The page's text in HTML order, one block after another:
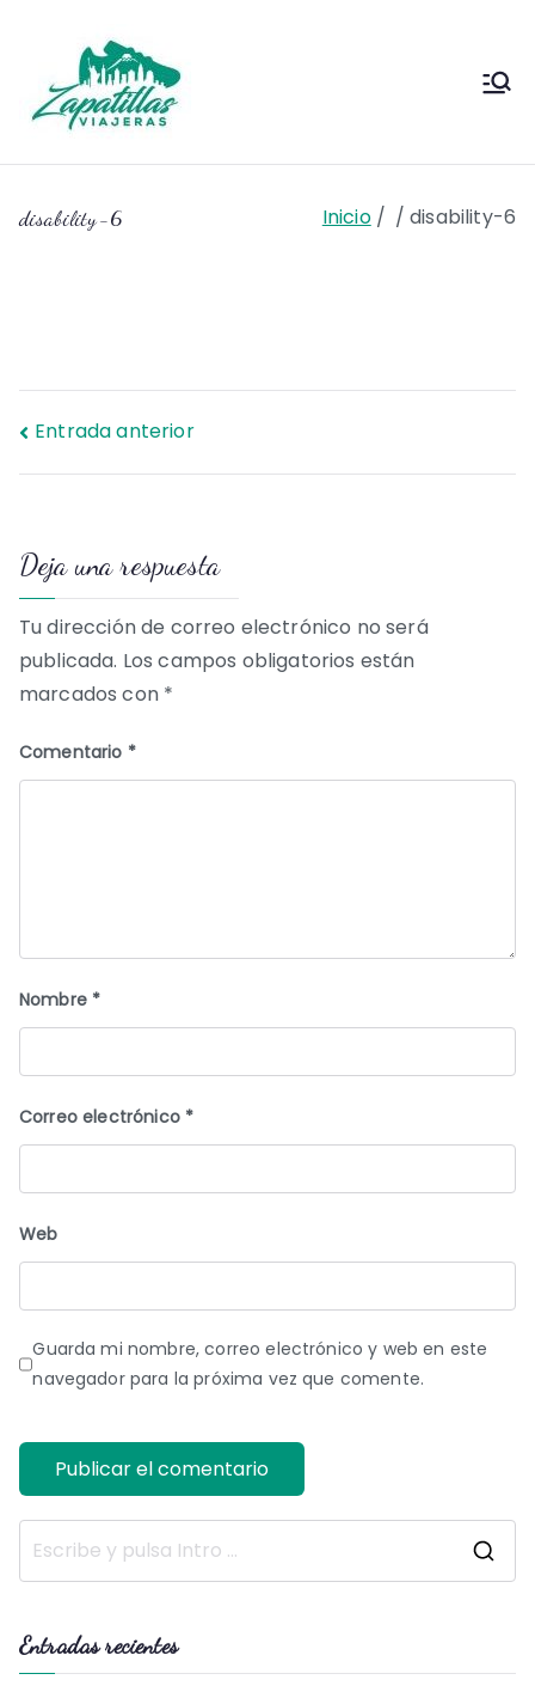
contenido
Viajeras
disability-6 Inicio disability-6
Navegación
entradas
Entrada anterior
Deja una respuesta
Tu dirección de correo electrónico no será
publicada. Los campos obligatorios están
marcados con *
Comentario *
Nombre *
Correo electrónico *
Web
Guarda mi nombre, correo electrónico y web en este
navegador para la próxima vez que comente.
Entradas recientes